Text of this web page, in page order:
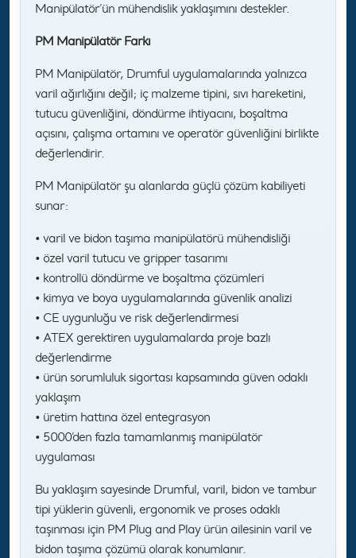
Manipülatör’ün mühendislik yaklaşımını destekler.
PM Manipülatör Farkı
PM Manipülatör, Drumful uygulamalarında yalnızca
varil ağırlığını değil; iç malzeme tipini, sıvı hareketini,
tutucu güvenliğini, döndürme ihtiyacını, boşaltma
açısını, çalışma ortamını ve operatör güvenliğini birlikte
değerlendirir.
PM Manipülatör şu alanlarda güçlü çözüm kabiliyeti
sunar:
• varil ve bidon taşıma manipülatörü mühendisliği
• özel varil tutucu ve gripper tasarımı
• kontrollü döndürme ve boşaltma çözümleri
• kimya ve boya uygulamalarında güvenlik analizi
• CE uygunluğu ve risk değerlendirmesi
• ATEX gerektiren uygulamalarda proje bazlı
değerlendirme
• ürün sorumluluk sigortası kapsamında güven odaklı
yaklaşım
• üretim hattına özel entegrasyon
• 5000’den fazla tamamlanmış manipülatör
uygulaması
Bu yaklaşım sayesinde Drumful, varil, bidon ve tambur
tipi yüklerin güvenli, ergonomik ve proses odaklı
taşınması için PM Plug and Play ürün ailesinin varil ve
bidon taşıma çözümü olarak konumlanır.